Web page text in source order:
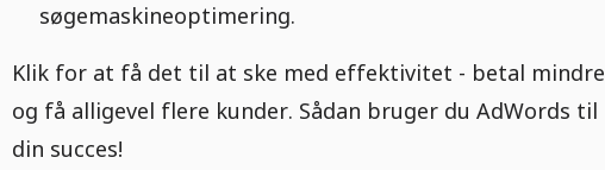
søgemaskineoptimering.
Klik for at få det til at ske med effektivitet - betal mindre
og få alligevel flere kunder. Sådan bruger du AdWords til
din succes!